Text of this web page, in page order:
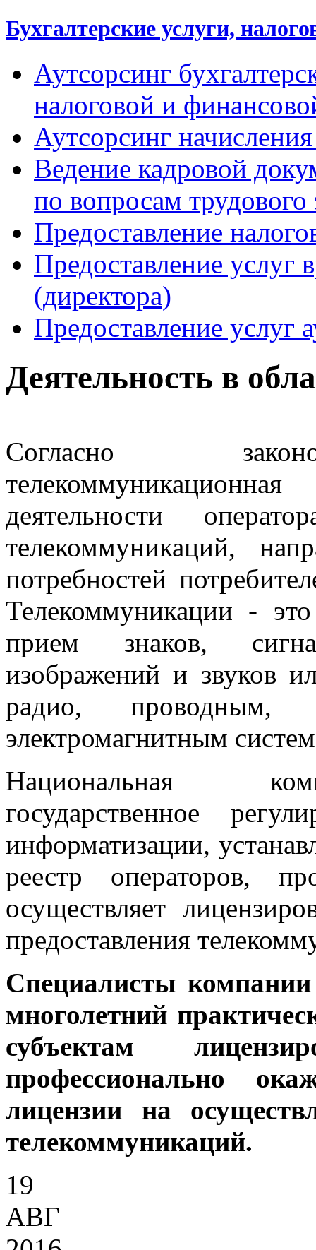
Бухгалтерские услуги,
Аутсорсинг
налоговой и
Аутсорсинг
Ведение кадровой
по вопросам трудового
Предоставление
Предоставление услуг
(директора)
Предоставление услуг
Деятельность в
Согласно
деятельности
телекоммуникаций,
потребностей
Телекоммуникации -
прием знаков,
изображений и звуков
радио, проводным,
электромагнитным
Национальная
государственное
информатизации,
реестр операторов,
осуществляет
предоставления
Специалисты
многолетний
субъектам
профессионально
лицензии на
телекоммуникаций.
19
АВГ